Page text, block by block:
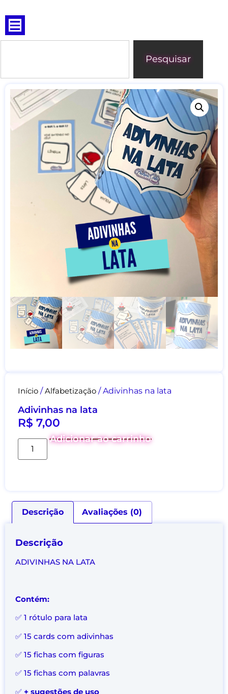
Pesquisar
Início /Alfabetização / Adivinhas na lata
Adivinhas na lata
R$ 7,00
Adicionar ao carrinho
Descrição Avaliações (0)
Descrição
ADIVINHAS NA LATA
Contém:
✅ 1 rótulo para lata
✅ 15 cards com adivinhas
✅ 15 fichas com figuras
✅ 15 fichas com palavras
✅ + sugestões de uso